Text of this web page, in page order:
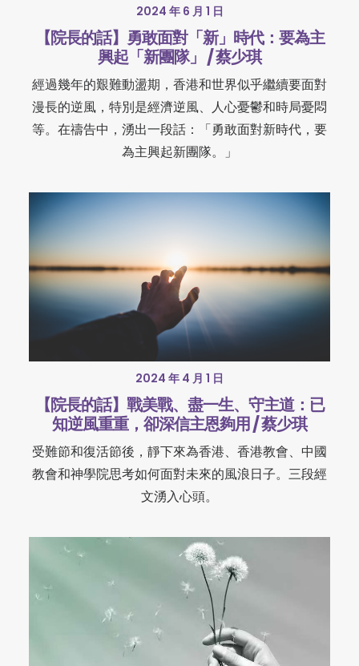
2024 年 6 月 1 日
【院長的話】勇敢面對「新」時代：要為主
興起「新團隊」 / 蔡少琪
經過幾年的艱難動盪期，香港和世界似乎繼續要面對
漫長的逆風，特別是經濟逆風、人心憂鬱和時局憂悶
等。在禱告中，湧出一段話：「勇敢面對新時代，要
為主興起新團隊。」
2024 年 4 月 1 日
【院長的話】戰美戰、盡一生、守主道：已
知逆風重重，卻深信主恩夠用 / 蔡少琪
受難節和復活節後，靜下來為香港、香港教會、中國
教會和神學院思考如何面對未來的風浪日子。三段經
文湧入心頭。